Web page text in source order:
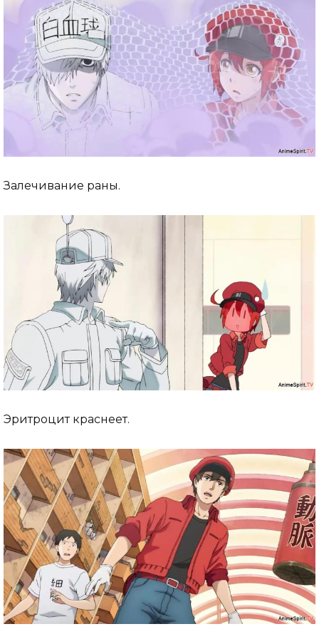
Залечивание раны.
Эритроцит краснеет.